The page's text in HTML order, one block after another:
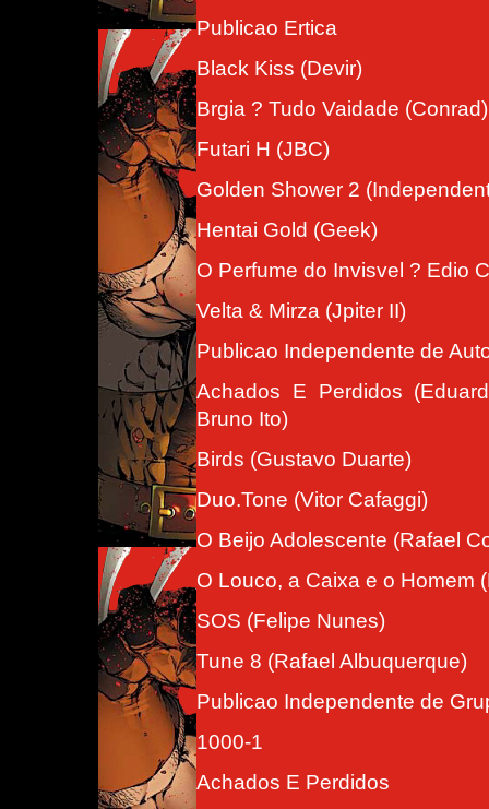
Publicao Ertica
Black Kiss (Devir)
Brgia ? Tudo Vaidade (Conrad)
Futari H (JBC)
Golden Shower 2
Hentai Gold (Geek)
O Perfume do Invisvel ? Edio
Velta & Mirza (Jpiter II)
Publicao Independente de
Achados E Perdidos
Bruno Ito)
Birds (Gustavo Duarte)
Duo.Tone (Vitor Cafaggi)
O Beijo Adolescente (Rafael
O Louco, a Caixa e o Homem
SOS (Felipe Nunes)
Tune 8 (Rafael Albuquerque)
Publicao Independente de
1000-1
Achados E Perdidos